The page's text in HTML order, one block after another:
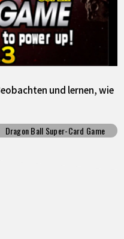
und lernen, wie
Dragon Ball Super-Card Game